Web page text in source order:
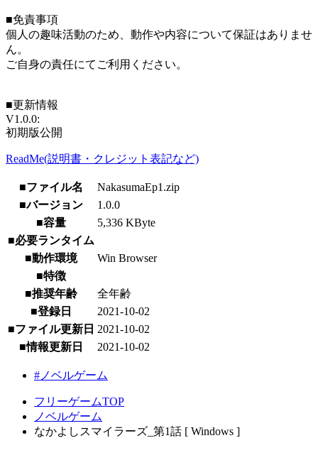
■免責事項
個人の趣味活動のため、動作や内容について保証はありませ
ん。
ご自身の責任にてご利用ください。
■更新情報
V1.0.0:
初期版公開
ReadMe(説明書・クレジット表記など)
■ファイル名
NakasumaEp1.zip
■バージョン
1.0.0
■容量
5,336 KByte
■必要ランタイム
■動作環境
Win Browser
■特徴
■推奨年齢
全年齢
■登録日
2021-10-02
■ファイル更新日 2021-10-02
■情報更新日
2021-10-02
#ノベルゲーム
フリーゲームTOP
ノベルゲーム
なかよしスマイラーズ_第1話 [ Windows ]